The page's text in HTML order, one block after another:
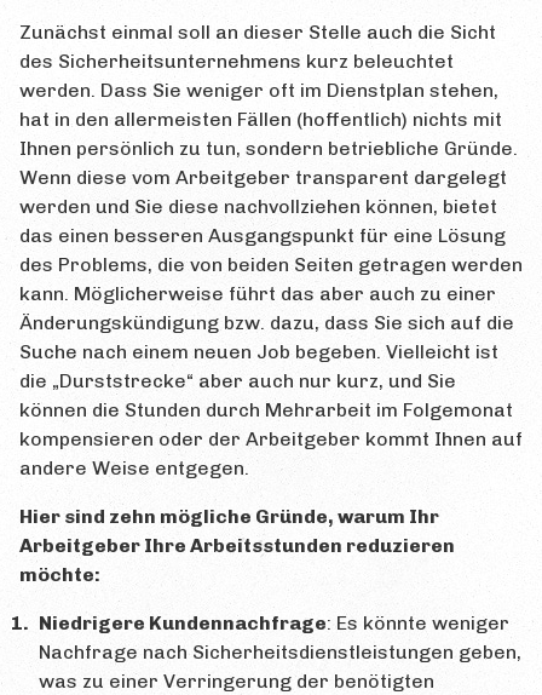
Zunächst einmal soll an dieser Stelle auch die Sicht
des Sicherheitsunternehmens kurz beleuchtet
werden. Dass Sie weniger oft im Dienstplan stehen,
hat in den allermeisten Fällen (hoffentlich) nichts mit
Ihnen persönlich zu tun, sondern betriebliche Gründe.
Wenn diese vom Arbeitgeber transparent dargelegt
werden und Sie diese nachvollziehen können, bietet
das einen besseren Ausgangspunkt für eine Lösung
des Problems, die von beiden Seiten getragen werden
kann. Möglicherweise führt das aber auch zu einer
Änderungskündigung bzw. dazu, dass Sie sich auf die
Suche nach einem neuen Job begeben. Vielleicht ist
die „Durststrecke“ aber auch nur kurz, und Sie
können die Stunden durch Mehrarbeit im Folgemonat
kompensieren oder der Arbeitgeber kommt Ihnen auf
andere Weise entgegen.
Hier sind zehn mögliche Gründe, warum Ihr
Arbeitgeber Ihre Arbeitsstunden reduzieren
möchte:
Niedrigere Kundennachfrage: Es könnte weniger
Nachfrage nach Sicherheitsdienstleistungen geben,
was zu einer Verringerung der benötigten